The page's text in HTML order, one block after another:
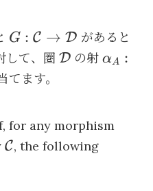
G:
\mathcal{C}
\to
\mathcal{D}
G : C → D があると
して、圏 \mathcal{D}
D の射αA :
てます。
for any morphism
\mathcal{C}
C, the following